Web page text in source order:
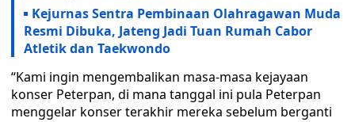
Kejurnas Sentra Pembinaan Olahragawan Muda
Resmi Dibuka, Jateng Jadi Tuan Rumah Cabor
Atletik dan Taekwondo
“Kami ingin mengembalikan masa-masa kejayaan
konser Peterpan, di mana tanggal ini pula Peterpan
menggelar konser terakhir mereka sebelum berganti